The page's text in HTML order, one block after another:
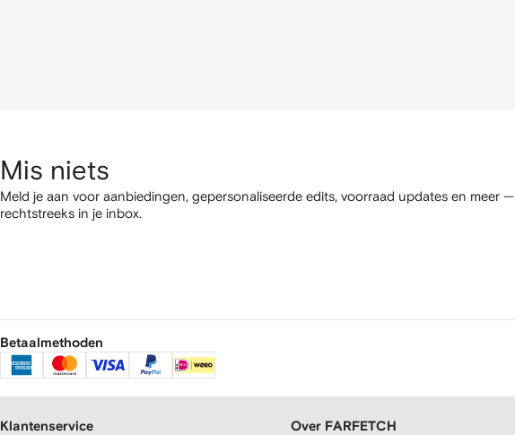
Mis niets
Meld je aan voor aanbiedingen, gepersonaliseerde edits, voorraad updates en meer —
rechtstreeks in je inbox.
Betaalmethoden
Klantenservice Over FARFETCH